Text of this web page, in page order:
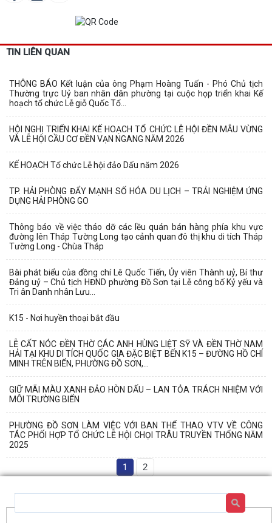
TIN LIÊN QUAN
THÔNG BÁO Kết luận của ông Phạm Hoàng Tuấn - Phó Chủ tịch
Thường trực Uỷ ban nhân dân phường tại cuộc họp triển khai Kế
hoạch tổ chức Lễ giỗ Quốc Tổ...
HỘI NGHỊ TRIỂN KHAI KẾ HOẠCH TỔ CHỨC LỄ HỘI ĐỀN MẪU VỪNG
VÀ LỄ HỘI CẦU CƠ ĐỀN VẠN NGANG NĂM 2026
KẾ HOẠCH Tổ chức Lễ hội đảo Dấu năm 2026
TP. HẢI PHÒNG ĐẨY MẠNH SỐ HÓA DU LỊCH – TRẢI NGHIỆM ỨNG
DỤNG HẢI PHÒNG GO
Thông báo về việc tháo dỡ các lều quán bán hàng phía khu vực
đường lên Tháp Tường Long tạo cảnh quan đô thị khu di tích Tháp
Tường Long - Chùa Tháp
Bài phát biểu của đồng chí Lê Quốc Tiến, Ủy viên Thành uỷ, Bí thư
Đảng uỷ – Chủ tịch HĐND phường Đồ Sơn tại Lễ công bố Kỷ yếu và
Tri ân Danh nhân Lưu...
K15 - Nơi huyền thoại bắt đầu
LỄ CẤT NÓC ĐỀN THỜ CÁC ANH HÙNG LIỆT SỸ VÀ ĐỀN THỜ NAM
HẢI TẠI KHU DI TÍCH QUỐC GIA ĐẶC BIỆT BẾN K15 – ĐƯỜNG HỒ CHÍ
MINH TRÊN BIỂN, PHƯỜNG ĐỒ SƠN,...
GIỮ MÃI MÀU XANH ĐẢO HÒN DẤU – LAN TỎA TRÁCH NHIỆM VỚI
MÔI TRƯỜNG BIỂN
PHƯỜNG ĐỒ SƠN LÀM VIỆC VỚI BAN THỂ THAO VTV VỀ CÔNG
TÁC PHỐI HỢP TỔ CHỨC LỄ HỘI CHỌI TRÂU TRUYỀN THỐNG NĂM
2025
1 2